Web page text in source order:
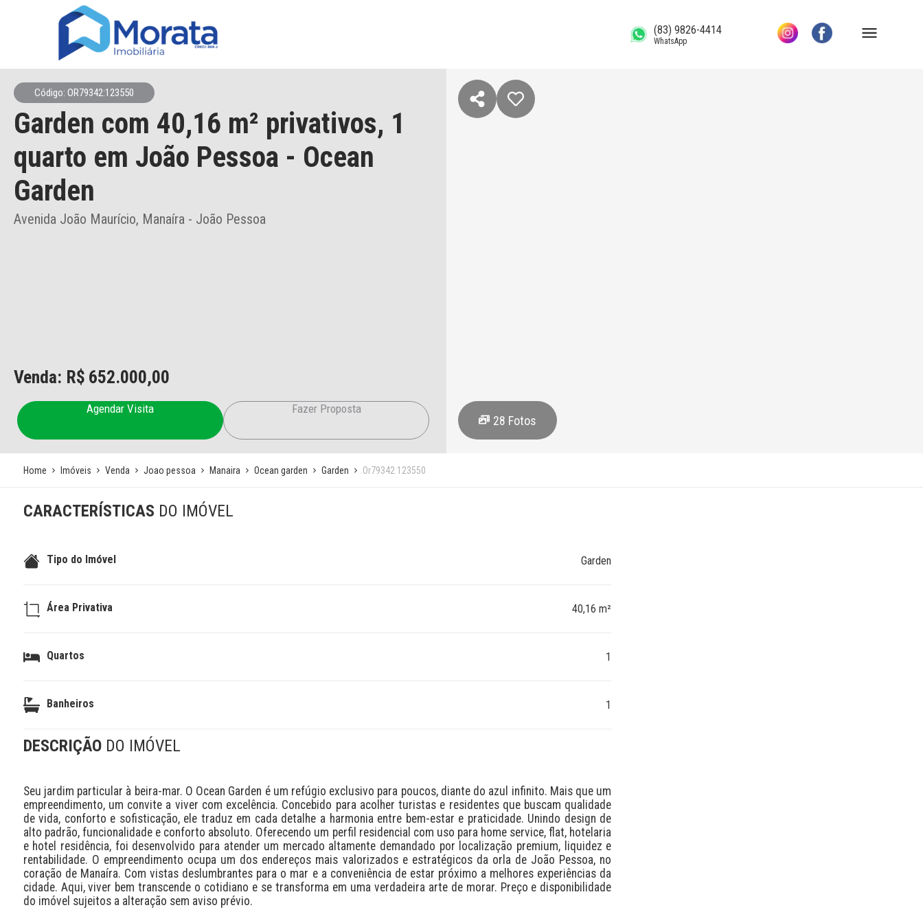
(83) 9826-4414
WhatsApp
Código: OR79342:123550
Garden com 40,16 m² privativos, 1
quarto em João Pessoa - Ocean
Garden
Avenida João Maurício, Manaíra - João Pessoa
Venda: R$ 652.000,00
Agendar Visita Fazer Proposta
28 Fotos
Home Imóveis Venda Joao pessoa Manaira Ocean garden Garden Or79342 123550
CARACTERÍSTICAS DO IMÓVEL
Tipo do Imóvel Garden
Área Privativa 40,16 m²
Quartos 1
Banheiros 1
DESCRIÇÃO DO IMÓVEL
Seu jardim particular à beira-mar. O Ocean Garden é um refúgio exclusivo para poucos, diante do azul infinito. Mais que um
empreendimento, um convite a viver com excelência. Concebido para acolher turistas e residentes que buscam qualidade
de vida, conforto e sofisticação, ele traduz em cada detalhe a harmonia entre bem-estar e praticidade. Unindo design de
alto padrão, funcionalidade e conforto absoluto. Oferecendo um perfil residencial com uso para home service, flat, hotelaria
e hotel residência, foi desenvolvido para atender um mercado altamente demandado por localização premium, liquidez e
rentabilidade. O empreendimento ocupa um dos endereços mais valorizados e estratégicos da orla de João Pessoa, no
coração de Manaíra. Com vistas deslumbrantes para o mar e a conveniência de estar próximo a melhores experiências da
cidade. Aqui, viver bem transcende o cotidiano e se transforma em uma verdadeira arte de morar. Preço e disponibilidade
do imóvel sujeitos a alteração sem aviso prévio.